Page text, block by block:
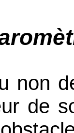
non
de